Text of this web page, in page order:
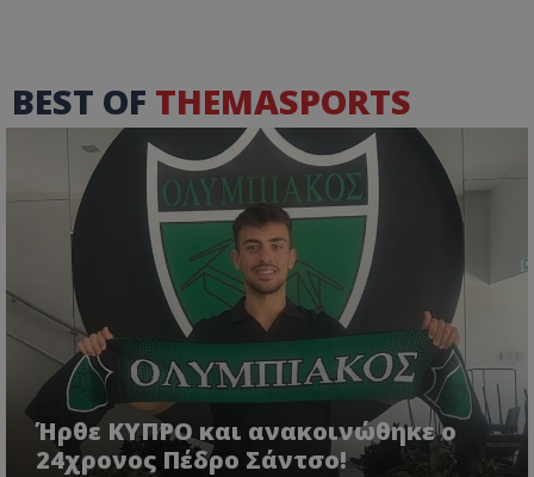
BEST OF THEMASPORTS
Ήρθε ΚΥΠΡΟ και ανακοινώθηκε ο
24χρονος Πέδρο Σάντσο!